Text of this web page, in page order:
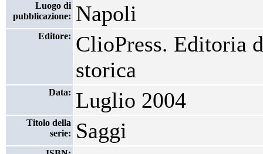
Luogo di
pubblicazione: Napoli
Editore: ClioPress. Editoria
storica
Data: Luglio 2004
Titolo della
serie:
Saggi